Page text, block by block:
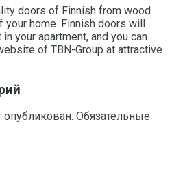
doors of Finnish from wood
your home. Finnish doors will
your apartment, and you can
of TBN-Group at attractive
Обязательные